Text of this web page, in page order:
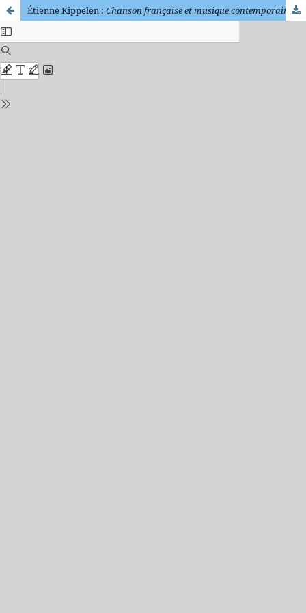
Étienne Kippelen : Chanson française et musique contemporaine.Aix-en-Provence : Presses universitaires de Provence, 2020. ISBN 9791032002636. 190 pages.